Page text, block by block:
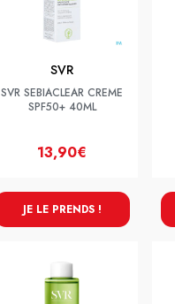
SVR
SVR SEBIACLEAR CREME
SPF50+ 40ML
13,90€
JE LE PRENDS !